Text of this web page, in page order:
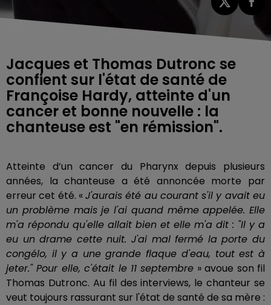
Jacques et Thomas Dutronc se
confient sur l'état de santé de
Françoise Hardy, atteinte d'un
cancer et bonne nouvelle : la
chanteuse est "en rémission".
Atteinte d’un cancer du Pharynx depuis plusieurs
années, la chanteuse a été annoncée morte par
erreur cet été. «J'aurais été au courant s'il y avait eu
un problème mais je l'ai quand même appelée. Elle
m'a répondu qu'elle allait bien et elle m'a dit : "Il y a
eu un drame cette nuit. J'ai mal fermé la porte du
congélo, il y a une grande flaque d'eau, tout est à
jeter." Pour elle, c'était le 11 septembre » avoue son fil
Thomas Dutronc. Au fil des interviews, le chanteur se
veut toujours rassurant sur l'état de santé de sa mère :